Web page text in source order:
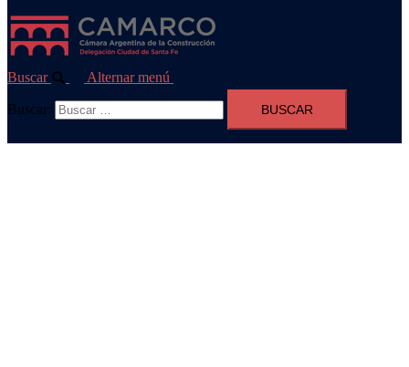
Buscar Alternar menú
Buscar: